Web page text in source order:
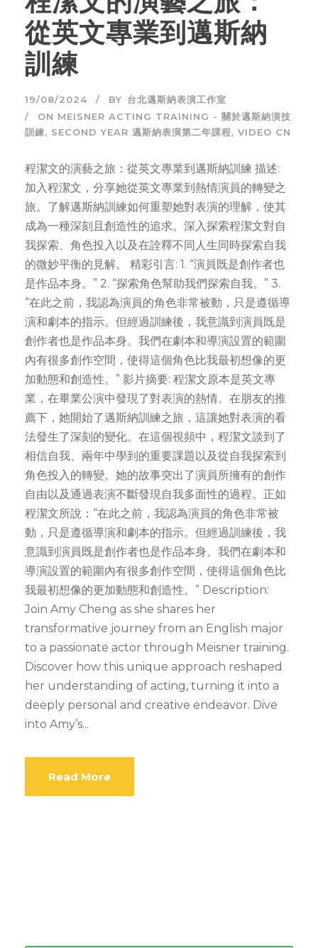
從英文專業到邁斯納
訓練
19/08/2024 BY 台北邁斯納表演工作室
ON MEISNER ACTING TRAINING - 關於邁斯納演技
訓練, SECOND YEAR 邁斯納表演第二年課程, VIDEO CN
程潔文的演藝之旅：從英文專業到邁斯納訓練 描述:
加入程潔文，分享她從英文專業到熱情演員的轉變之
旅。了解邁斯納訓練如何重塑她對表演的理解，使其
成為一種深刻且創造性的追求。深入探索程潔文對自
我探索、角色投入以及在詮釋不同人生同時探索自我
的微妙平衡的見解。 精彩引言: 1. “演員既是創作者也
是作品本身。” 2. “探索角色幫助我們探索自我。” 3.
“在此之前，我認為演員的角色非常被動，只是遵循導
演和劇本的指示。但經過訓練後，我意識到演員既是
創作者也是作品本身。我們在劇本和導演設置的範圍
內有很多創作空間，使得這個角色比我最初想像的更
加動態和創造性。” 影片摘要: 程潔文原本是英文專
業，在畢業公演中發現了對表演的熱情。在朋友的推
薦下，她開始了邁斯納訓練之旅，這讓她對表演的看
法發生了深刻的變化。在這個視頻中，程潔文談到了
相信自我、兩年中學到的重要課題以及從自我探索到
角色投入的轉變。她的故事突出了演員所擁有的創作
自由以及通過表演不斷發現自我多面性的過程。正如
程潔文所說：“在此之前，我認為演員的角色非常被
動，只是遵循導演和劇本的指示。但經過訓練後，我
意識到演員既是創作者也是作品本身。我們在劇本和
導演設置的範圍內有很多創作空間，使得這個角色比
我最初想像的更加動態和創造性。” Description:
Join Amy Cheng as she shares her
transformative journey from an English major
to a passionate actor through Meisner training.
Discover how this unique approach reshaped
her understanding of acting, turning it into a
deeply personal and creative endeavor. Dive
into Amy’s...
Read More